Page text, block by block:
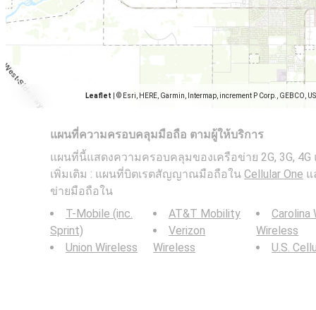
Leaflet © Esri, HERE, Garmin, Intermap, increment P Corp., GEBCO,
แผนที่ความครอบคลุมมือถือ ตามผู้ให้บริการ
แผนที่นี้แสดงความครอบคลุมของเครือข่าย 2G, 3G, 4G
เพิ่มเติม : แผนที่บิตเรตสัญญาณมือถือใน Cellular One แ
ข่ายมือถือใน
T-Mobile (inc.
Sprint)
Union Wireless
AT&T Mobility
Verizon
Wireless
Carolina
Wireless
U.S.